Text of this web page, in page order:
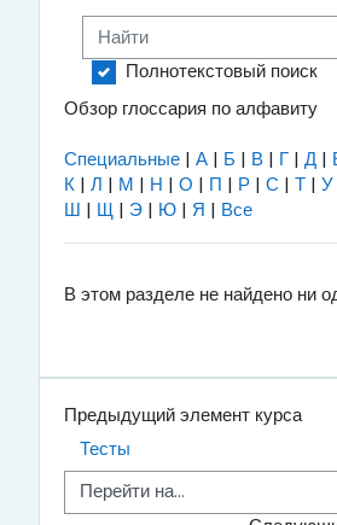
Найти
Полнотекстовый поиск
Обзор глоссария по алфавиту
Специальные | А | Б | В | Г | Д |
К | Л | М | Н | О | П | Р | С | Т | У
Ш | Щ | Э | Ю | Я | Все
В этом разделе не найдено ни
Предыдущий элемент курса
Тесты
Перейти на...